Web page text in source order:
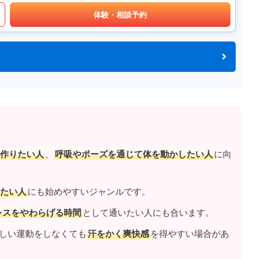
体験・相談予約
りたい人 、 呼吸やポーズを通じて体を動かしたい人に向
い人にも始めやすいジャンルです。
スをやわらげる時間 として通いたい人にも合います。
い運動をしなくても 汗をかく爽快感 を得やすい場合があ